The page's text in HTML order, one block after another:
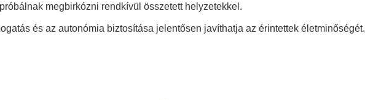
megbirkózni rendkívül összetett helyzetekkel.
és az autonómia biztosítása jelentősen javíthatja az érintettek életminőségét.